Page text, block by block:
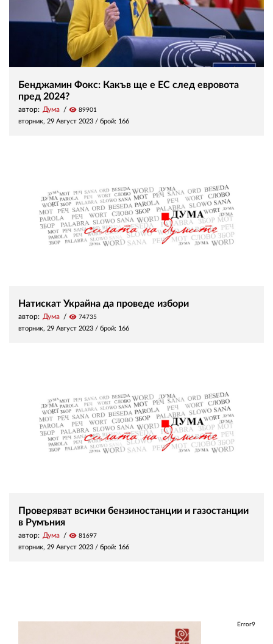
Бенджамин Фокс: Какъв ще е ЕС след евровота
пред 2024?
автор: Дума visibility 89901
вторник, 29 Август 2023 / брой: 166
Натискат Украйна да проведе избори
автор: Дума visibility 74735
вторник, 29 Август 2023 / брой: 166
Проверяват всички бензиностанции и газостанции
в Румъния
автор: Дума visibility 81697
вторник, 29 Август 2023 / брой: 166
Error9